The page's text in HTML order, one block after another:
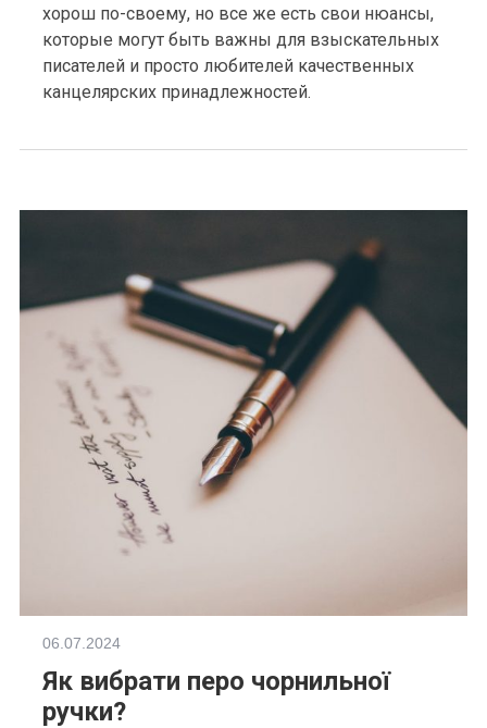
хорош по-своему, но все же есть свои нюансы,
которые могут быть важны для взыскательных
писателей и просто любителей качественных
канцелярских принадлежностей.
06.07.2024
Як вибрати перо чорнильної
ручки?